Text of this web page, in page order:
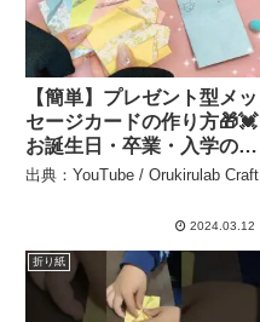
【簡単】プレゼント型メッ
セージカードの作り方🎁💓
お誕生日・卒業・入学のお
手紙にピッタリ！折り紙プ
出典：YouTube / Orukirulab Craft
2024.03.12
折り紙